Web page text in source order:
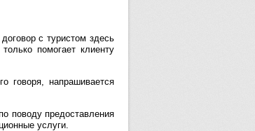
с туристом здесь
помогает клиенту
говоря, напрашивается
поводу предоставления
услуги.